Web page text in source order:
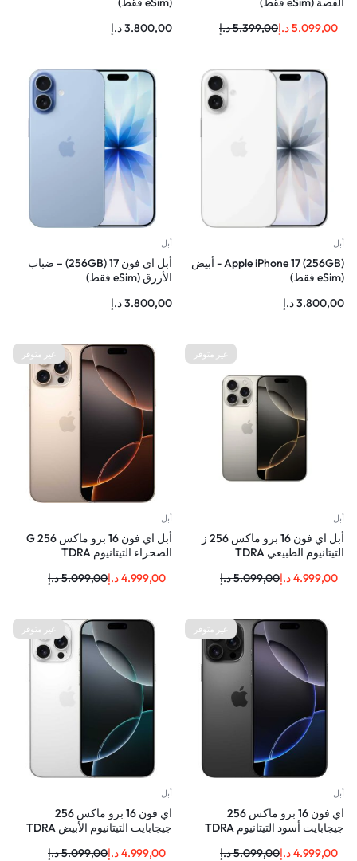
5.399,00د.إ 5.099,00د.إ
3.800,00د.إ
أبل
Apple iPhone 17 (256GB) - أبيض
(eSim فقط)
3.800,00د.إ
أبل
أبل اي فون 17 (256GB) – ضباب
الأزرق (eSim فقط)
3.800,00د.إ
غير متوفر
أبل
أبل اي فون 16 برو ماكس 256 ز
التيتانيوم الطبيعي TDRA
5.099,00د.إ 4.999,00د.إ
غير متوفر
أبل
أبل اي فون 16 برو ماكس 256 G
الصحراء التيتانيوم TDRA
5.099,00د.إ 4.999,00د.إ
غير متوفر
أبل
اي فون 16 برو ماكس 256
جيجابايت أسود التيتانيوم TDRA
5.099,00د.إ 4.999,00د.إ
غير متوفر
أبل
اي فون 16 برو ماكس 256
جيجابايت التيتانيوم الأبيض TDRA
5.099,00د.إ 4.999,00د.إ